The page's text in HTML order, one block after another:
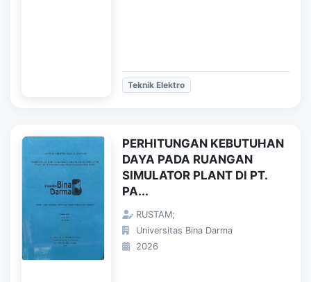
Teknik Elektro
PERHITUNGAN KEBUTUHAN
DAYA PADA RUANGAN
SIMULATOR PLANT DI PT.
PA...
RUSTAM;
Universitas Bina Darma
2026